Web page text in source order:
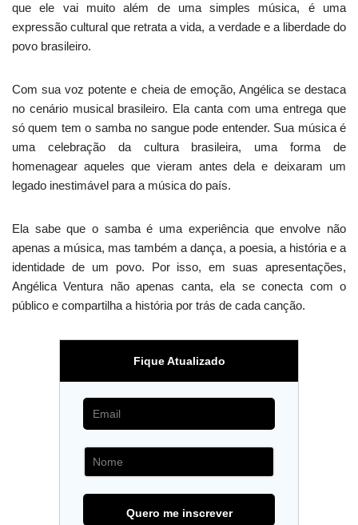
que ele vai muito além de uma simples música, é uma
expressão cultural que retrata a vida, a verdade e a liberdade do
povo brasileiro.
Com sua voz potente e cheia de emoção, Angélica se destaca
no cenário musical brasileiro. Ela canta com uma entrega que
só quem tem o samba no sangue pode entender. Sua música é
uma celebração da cultura brasileira, uma forma de
homenagear aqueles que vieram antes dela e deixaram um
legado inestimável para a música do país.
Ela sabe que o samba é uma experiência que envolve não
apenas a música, mas também a dança, a poesia, a história e a
identidade de um povo. Por isso, em suas apresentações,
Angélica Ventura não apenas canta, ela se conecta com o
público e compartilha a história por trás de cada canção.
Fique Atualizado